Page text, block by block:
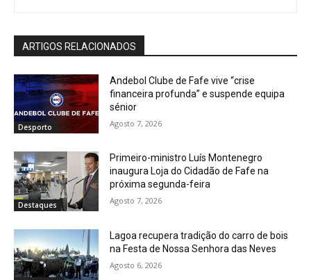
ARTIGOS RELACIONADOS
Desporto
Andebol Clube de Fafe vive “crise
financeira profunda” e suspende equipa
sénior
Agosto 7, 2026
Destaques
Primeiro-ministro Luís Montenegro
inaugura Loja do Cidadão de Fafe na
próxima segunda-feira
Agosto 7, 2026
Lagoa recupera tradição do carro de bois
na Festa de Nossa Senhora das Neves
Agosto 6, 2026